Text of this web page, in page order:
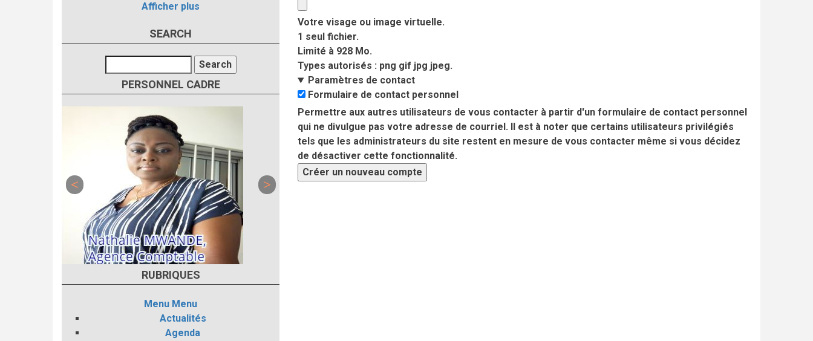
Afficher plus
SEARCH
PERSONNEL CADRE
RUBRIQUES
Menu Menu
Actualités
Agenda
Votre visage ou image virtuelle.
1 seul fichier.
Limité à 928 Mo.
Types autorisés : png gif jpg jpeg.
Paramètres de contact
Formulaire de contact personnel
Permettre aux autres utilisateurs de vous contacter à partir d'un formulaire de contact personnel
qui ne divulgue pas votre adresse de courriel. Il est à noter que certains utilisateurs privilégiés
tels que les administrateurs du site restent en mesure de vous contacter même si vous décidez
de désactiver cette fonctionnalité.